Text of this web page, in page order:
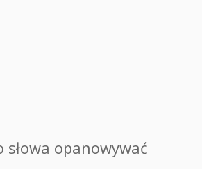
słowa opanowywać